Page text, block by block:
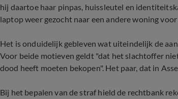
hij daartoe haar pinpas, huissleutel en
laptop weer gezocht naar een andere woning voor
Het is onduidelijk gebleven wat uiteindelijk de
Voor beide motieven geldt "dat het slachtoffer
dood heeft moeten bekopen". Het paar, dat in
Bij het bepalen van de straf hield de rechtbank